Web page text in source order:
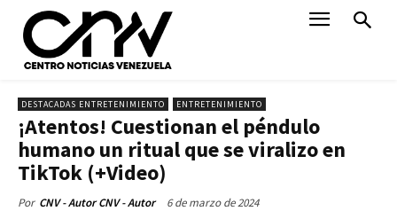
DESTACADAS ENTRETENIMIENTO ENTRETENIMIENTO
¡Atentos! Cuestionan el péndulo
humano un ritual que se viralizo en
TikTok (+Video)
Por CNV - Autor CNV - Autor 6 de marzo de 2024